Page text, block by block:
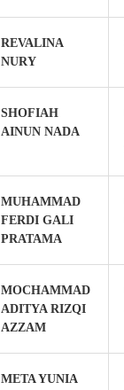
REVALINA
NURY
SHOFIAH
AINUN NADA
MUHAMMAD
FERDI GALI
PRATAMA
MOCHAMMAD
ADITYA RIZQI
AZZAM
META YUNIA